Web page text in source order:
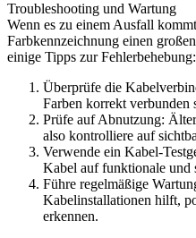
Troubleshooting und Wartung
Wenn es zu einem Ausfall
Farbkennzeichnung einen
einige Tipps zur Fehlerbehebung:
Überprüfe die
Farben korrekt verbunden
Prüfe auf Abnutzung:
also kontrolliere auf
Verwende ein Kabel-
Kabel auf funktionale und
Führe regelmäßige
Kabelinstallationen hilft,
erkennen.